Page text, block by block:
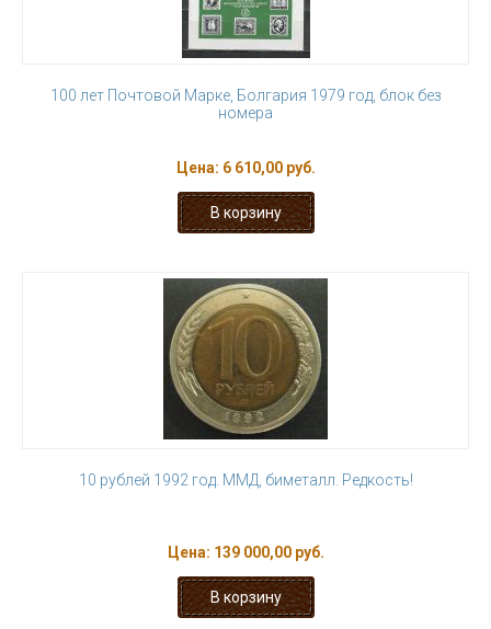
100 лет Почтовой Марке, Болгария 1979 год, блок без
номера
Цена: 6 610,00 руб.
10 рублей 1992 год. ММД, биметалл. Редкость!
Цена: 139 000,00 руб.